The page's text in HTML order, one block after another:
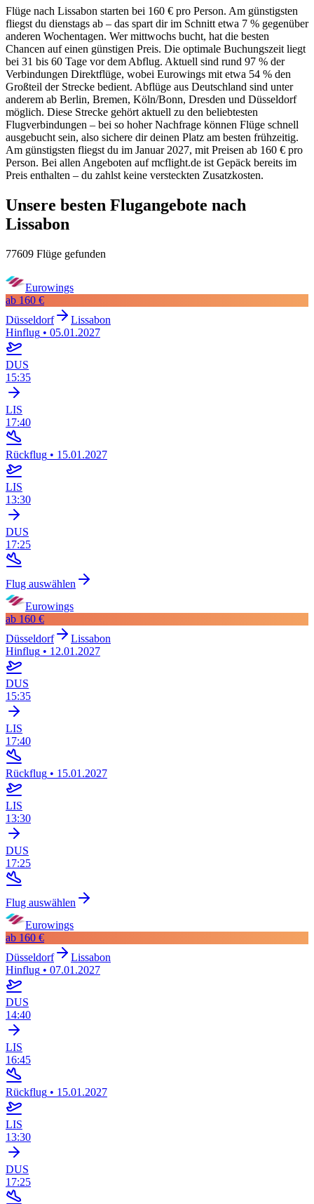
Flüge nach Lissabon starten bei 160 € pro Person. Am günstigsten
fliegst du dienstags ab – das spart dir im Schnitt etwa 7 % gegenüber
anderen Wochentagen. Wer mittwochs bucht, hat die besten
Chancen auf einen günstigen Preis. Die optimale Buchungszeit liegt
bei 31 bis 60 Tage vor dem Abflug. Aktuell sind rund 97 % der
Verbindungen Direktflüge, wobei Eurowings mit etwa 54 % den
Großteil der Strecke bedient. Abflüge aus Deutschland sind unter
anderem ab Berlin, Bremen, Köln/Bonn, Dresden und Düsseldorf
möglich. Diese Strecke gehört aktuell zu den beliebtesten
Flugverbindungen – bei so hoher Nachfrage können Flüge schnell
ausgebucht sein, also sichere dir deinen Platz am besten frühzeitig.
Am günstigsten fliegst du im Januar 2027, mit Preisen ab 160 € pro
Person. Bei allen Angeboten auf mcflight.de ist Gepäck bereits im
Preis enthalten – du zahlst keine versteckten Zusatzkosten.
Unsere besten Flugangebote nach
Lissabon
77609 Flüge gefunden
Eurowings
ab 160 €
Düsseldorf
Lissabon
Hinflug • 05.01.2027
DUS
15:35
LIS
17:40
Rückflug • 15.01.2027
LIS
13:30
DUS
17:25
Flug auswählen
Eurowings
ab 160 €
Düsseldorf
Lissabon
Hinflug • 12.01.2027
DUS
15:35
LIS
17:40
Rückflug • 15.01.2027
LIS
13:30
DUS
17:25
Flug auswählen
Eurowings
ab 160 €
Düsseldorf
Lissabon
Hinflug • 07.01.2027
DUS
14:40
LIS
16:45
Rückflug • 15.01.2027
LIS
13:30
DUS
17:25